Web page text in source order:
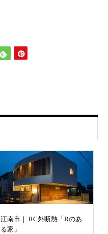
江南市｜ RC外断熱「Rのあ
る家」